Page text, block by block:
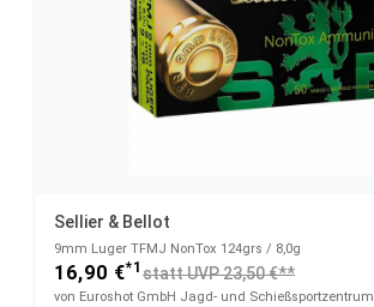
Sellier & Bellot
9mm Luger TFMJ NonTox 124grs / 8,0g
16,90 €*1 statt UVP 23,50 €**
von Euroshot GmbH Jagd- und Schießsportzentrum